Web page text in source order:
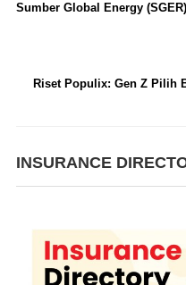
Sumber Global Energy
Riset Populix: Gen Z Pilih
INSURANCE